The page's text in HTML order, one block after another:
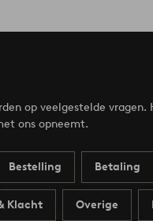
op veelgestelde
ons opneemt.
Bestelling Betaling
Klacht Overige